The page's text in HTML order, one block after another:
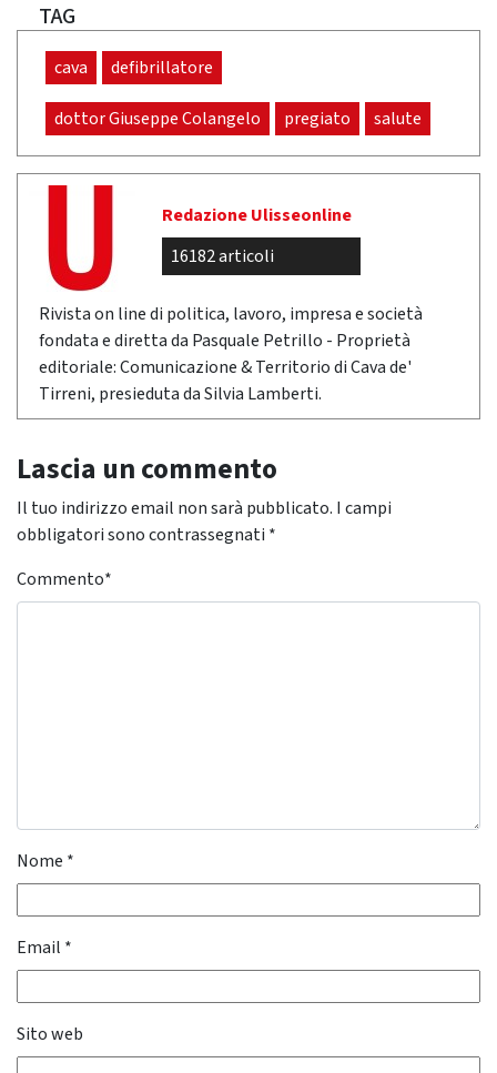
TAG
cava defibrillatore
dottor Giuseppe Colangelo pregiato salute
Redazione Ulisseonline
16182 articoli
Rivista on line di politica, lavoro, impresa e società
fondata e diretta da Pasquale Petrillo - Proprietà
editoriale: Comunicazione & Territorio di Cava de'
Tirreni, presieduta da Silvia Lamberti.
Lascia un commento
Il tuo indirizzo email non sarà pubblicato. I campi
obbligatori sono contrassegnati *
Commento*
Nome *
Email *
Sito web